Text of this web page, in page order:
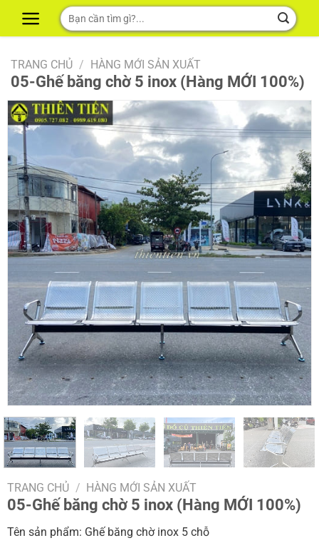
Tìm
kiếm:
TRANG CHỦ / HÀNG MỚI SẢN XUẤT
05-Ghế băng chờ 5 inox (Hàng MỚI 100%)
TRANG CHỦ / HÀNG MỚI SẢN XUẤT
05-Ghế băng chờ 5 inox (Hàng MỚI 100%)
Tên sản phẩm: Ghế băng chờ inox 5 chỗ